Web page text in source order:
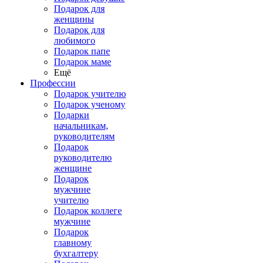
Подарок для
женщины
Подарок для
любимого
Подарок папе
Подарок маме
Ещё
Профессии
Подарок учителю
Подарок ученому
Подарки
начальникам,
руководителям
Подарок
руководителю
женщине
Подарок
мужчине
учителю
Подарок коллеге
мужчине
Подарок
главному
бухгалтеру